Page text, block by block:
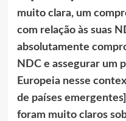
muito clara, um
com relação às suas
absolutamente
NDC e assegurar um
Europeia nesse
de países
foram muito claros